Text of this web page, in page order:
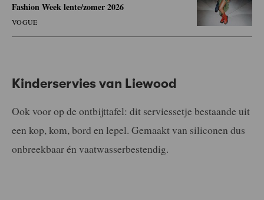
Fashion Week lente/zomer 2026
VOGUE
Kinderservies van Liewood
Ook voor op de ontbijttafel: dit serviessetje bestaande uit
een kop, kom, bord en lepel. Gemaakt van siliconen dus
onbreekbaar én vaatwasserbestendig.